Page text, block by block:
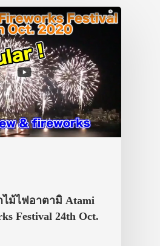
ไม้ไฟอาตามิ Atami
Festival 24th Oct.